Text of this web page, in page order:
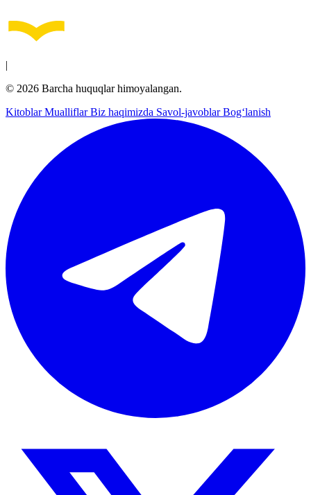
|
© 2026 Barcha huquqlar himoyalangan.
KitoblarMualliflarBiz haqimizda Savol-javoblarBog‘lanish